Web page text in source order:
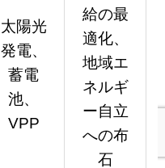
太陽光
発電、
蓄電
池、
VPP
給の最
適化、
地域エ
ネルギ
ー自立
への布
石